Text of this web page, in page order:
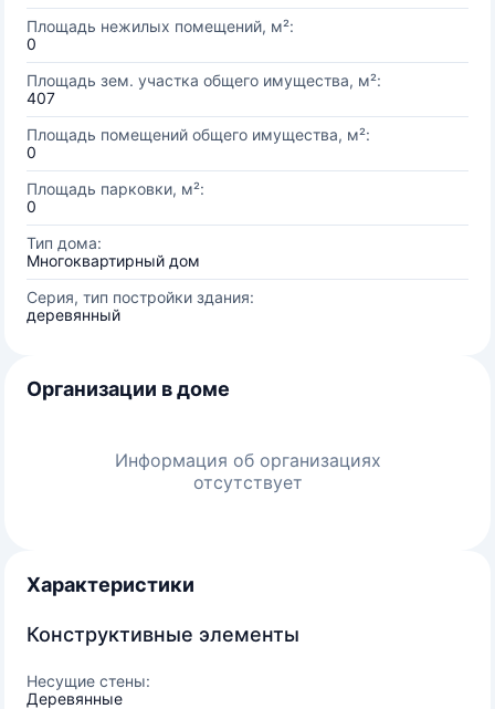
Площадь нежилых помещений, м²:
0
Площадь зем. участка общего имущества, м²:
407
Площадь помещений общего имущества, м²:
0
Площадь парковки, м²:
0
Тип дома:
Многоквартирный дом
Серия, тип постройки здания:
деревянный
Организации в доме
Информация об организациях
отсутствует
Характеристики
Конструктивные элементы
Несущие стены:
Деревянные